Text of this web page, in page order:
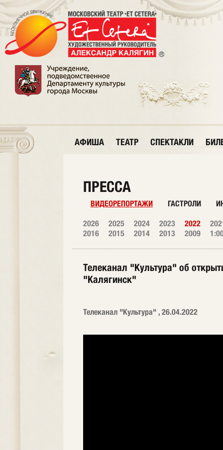
АФИША ТЕАТР СПЕКТАКЛИ
ПРЕССА
ВИДЕОРЕПОРТАЖИ ГАСТРОЛИ
2026 2025 2024 2023 2022
2016
2015 2014 2013 2009
Телеканал "Культура" об
"Калягинск"
Телеканал "Культура" , 26.04.2022